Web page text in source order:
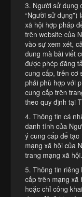
3. Người sử dụng
“Người sử dụng”)
xã hội hợp pháp
trên website của
vào sự xem xét,
dung mà bài viết
được phép đăng
cung cấp, trên cơ
phải phù hợp với
cung cấp trên
theo quy định tại
4. Thông tin cá
danh tính của
ý cung cấp để
mạng xã hội của
trang mạng xã hội.
5. Thông tin riêng
cấp trên mạng xã
hoặc chỉ công